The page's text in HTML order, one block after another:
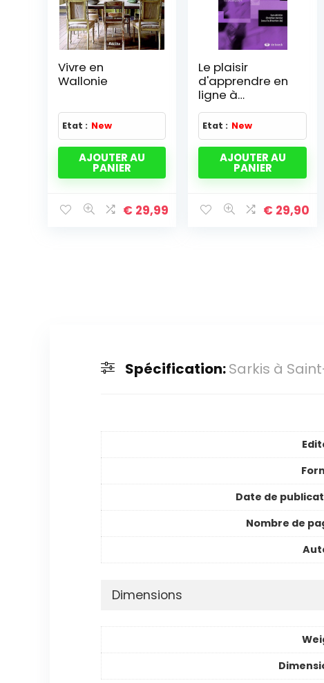
Vivre en
Wallonie
Etat : New
AJOUTER AU
PANIER
€ 29,99
Le plaisir
d'apprendre en
ligne à
l'université:
Implication et
pédagogie
(2009)
Etat : New
AJOUTER AU
PANIER
€ 29,90
Spécification:Sarkis à
Date de
Nombre de
Dimensions